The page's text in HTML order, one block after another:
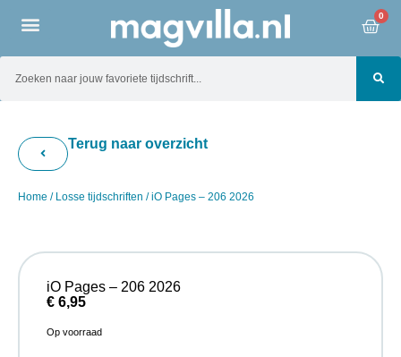
0
Terug naar overzicht
Home / Losse tijdschriften / iO Pages – 206 2026
iO Pages – 206 2026
€ 6,95
Op voorraad